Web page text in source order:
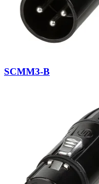
SCMM3-B